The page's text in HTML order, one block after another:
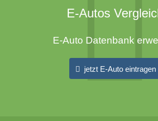
E-Autos
E-Auto Datenbank
jetzt E-Auto eintragen